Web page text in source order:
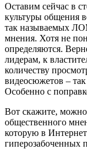
Оставим сейчас в
культуры общения
так называемых
мнения. Хотя не
определяются.
лидерам, к
количеству
видеосюжетов – так
Особенно с
Вот скажите,
общественного
которую в
гиперозабоченных